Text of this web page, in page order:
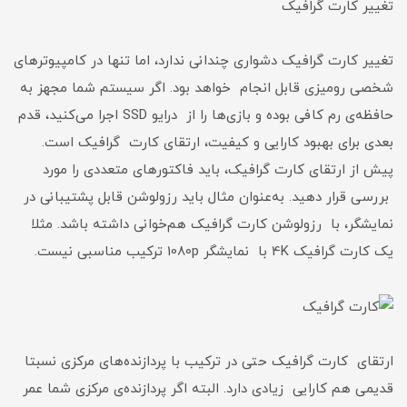
تغییر کارت گرافیک
تغییر کارت گرافیک دشواری چندانی ندارد، اما تنها در کامپیوترهای
شخصی رومیزی قابل انجام خواهد بود. اگر سیستم شما مجهز به
حافظه‌ی رم کافی بوده و بازی‌ها را از درایو SSD اجرا می‌کنید، قدم
بعدی برای بهبود کارایی و کیفیت، ارتقای کارت گرافیک است.
پیش از ارتقای کارت گرافیک، باید فاکتورهای متعددی را مورد
بررسی قرار دهید. به‌عنوان مثال باید رزولوشن قابل پشتیبانی در
نمایشگر، با رزولوشن کارت گرافیک هم‌خوانی داشته باشد. مثلا
یک کارت گرافیک 4K با نمایشگر 1080p ترکیب مناسبی نیست.
ارتقای کارت گرافیک حتی در ترکیب با پردازنده‌های مرکزی نسبتا
قدیمی هم کارایی زیادی دارد. البته اگر پردازنده‌ی مرکزی شما عمر